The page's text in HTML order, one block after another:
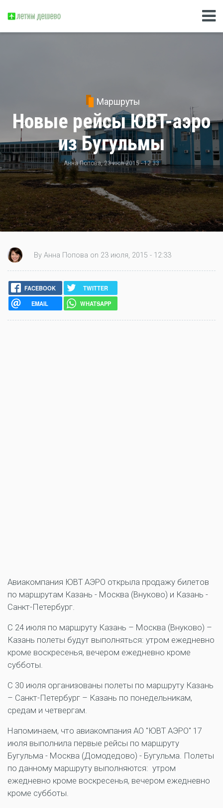
Маршруты
Новые рейсы ЮВТ-аэро
из Бугульмы
Анна Попова, 23 июл 2015 - 12:33
By Анна Попова on 23 июля, 2015 - 12:33
FACEBOOK
TWITTER
EMAIL
WHATSAPP
Авиакомпания ЮВТ АЭРО открыла продажу билетов
по маршрутам Казань - Москва (Внуково) и Казань -
Санкт-Петербург.
С 24 июля по маршруту Казань – Москва (Внуково) –
Казань полеты будут выполняться: утром ежедневно
кроме воскресенья, вечером ежедневно кроме
субботы.
С 30 июля организованы полеты по маршруту Казань
– Санкт-Петербург – Казань по понедельникам,
средам и четвергам.
Напоминаем, что авиакомпания АО "ЮВТ АЭРО" 17
июля выполнила первые рейсы по маршруту
Бугульма - Москва (Домодедово) - Бугульма. Полеты
по данному маршруту выполняются: утром
ежедневно кроме воскресенья, вечером ежедневно
кроме субботы.